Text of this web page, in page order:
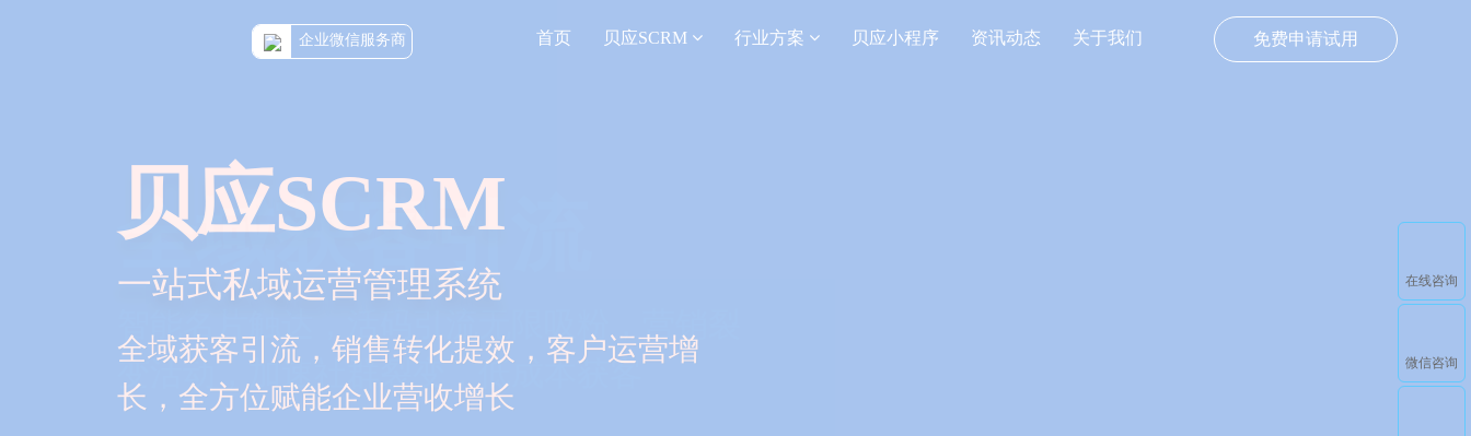
免费申请试用
企业微信服务商 首页 贝应SCRM 行业方案 贝应小程序 资讯动态 关于我们
全域获客引流
变活动，加速社群裂变，低成本获客
在线咨询
微信咨询